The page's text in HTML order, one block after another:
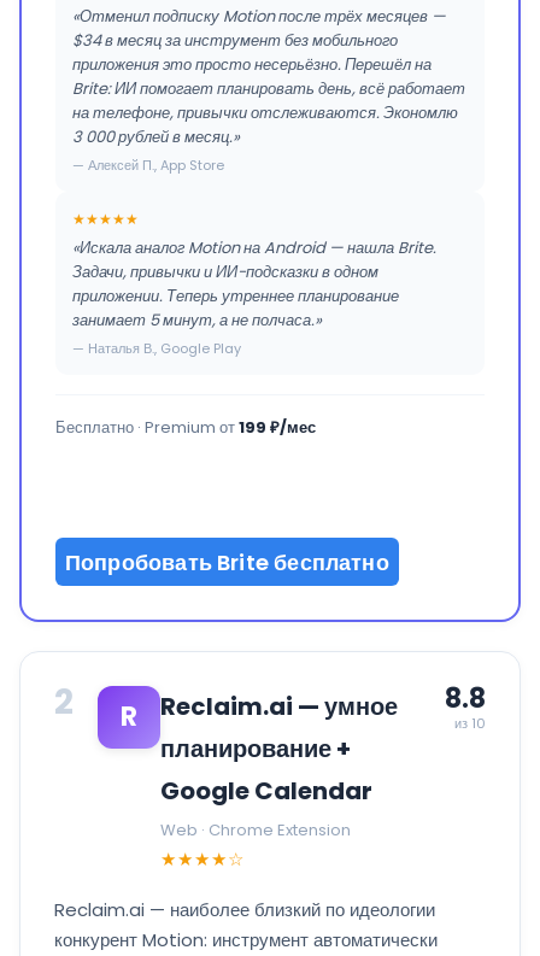
«Отменил подписку Motion после трёх месяцев —
$34 в месяц за инструмент без мобильного
приложения это просто несерьёзно. Перешёл на
Brite: ИИ помогает планировать день, всё работает
на телефоне, привычки отслеживаются. Экономлю
3 000 рублей в месяц.»
— Алексей П., App Store
★★★★★
«Искала аналог Motion на Android — нашла Brite.
Задачи, привычки и ИИ-подсказки в одном
приложении. Теперь утреннее планирование
занимает 5 минут, а не полчаса.»
— Наталья В., Google Play
Бесплатно · Premium от199 ₽/мес
Попробовать Brite бесплатно
2 R
Reclaim.ai — умное
планирование +
Google Calendar
Web · Chrome Extension
★★★★☆
8.8
из 10
Reclaim.ai — наиболее близкий по идеологии
конкурент Motion: инструмент автоматически